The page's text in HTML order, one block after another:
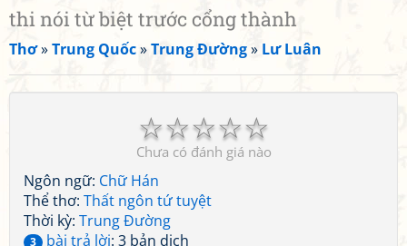
thi nói từ biệt trước cổng thành
Thơ»Trung Quốc»Trung Đường» Lư Luân
☆
☆
☆
☆
☆
Chưa có đánh giá nào
Ngôn ngữ: Chữ Hán
Thể thơ: Thất ngôn tứ tuyệt
Thời kỳ: Trung Đường
3 bài trả lời: 3 bản dịch